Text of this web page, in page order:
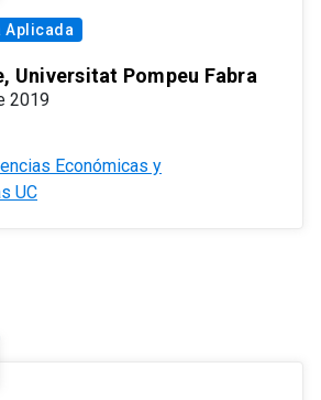
Aplicada
Universitat Pompeu Fabra
2019
Económicas y
UC